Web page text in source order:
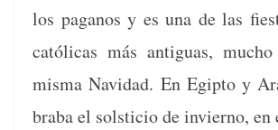
los paganos y es una de las
católi­cas más antiguas,
mis­ma Navi­dad. En Egip­to y
bra­ba el sol­sti­cio de invier­no, en